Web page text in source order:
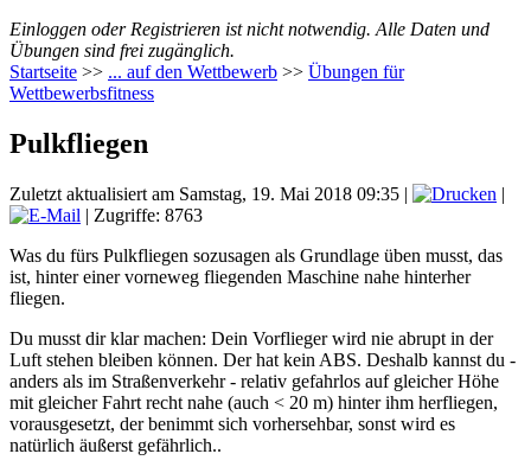
Einloggen oder Registrieren ist nicht notwendig. Alle Daten und
Übungen sind frei zugänglich.
Startseite >> ... auf den Wettbewerb >> Übungen für
Wettbewerbsfitness
Pulkfliegen
Zuletzt aktualisiert am Samstag, 19. Mai 2018 09:35 |
|
| Zugriffe: 8763
Was du fürs Pulkfliegen sozusagen als Grundlage üben musst, das
ist, hinter einer vorneweg fliegenden Maschine nahe hinterher
fliegen.
Du musst dir klar machen: Dein Vorflieger wird nie abrupt in der
Luft stehen bleiben können. Der hat kein ABS. Deshalb kannst du -
anders als im Straßenverkehr - relativ gefahrlos auf gleicher Höhe
mit gleicher Fahrt recht nahe (auch < 20 m) hinter ihm herfliegen,
vorausgesetzt, der benimmt sich vorhersehbar, sonst wird es
natürlich äußerst gefährlich..